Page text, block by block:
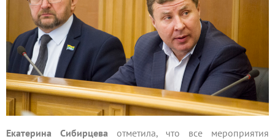
Екатерина Сибирцева отметила, что все мероприятия